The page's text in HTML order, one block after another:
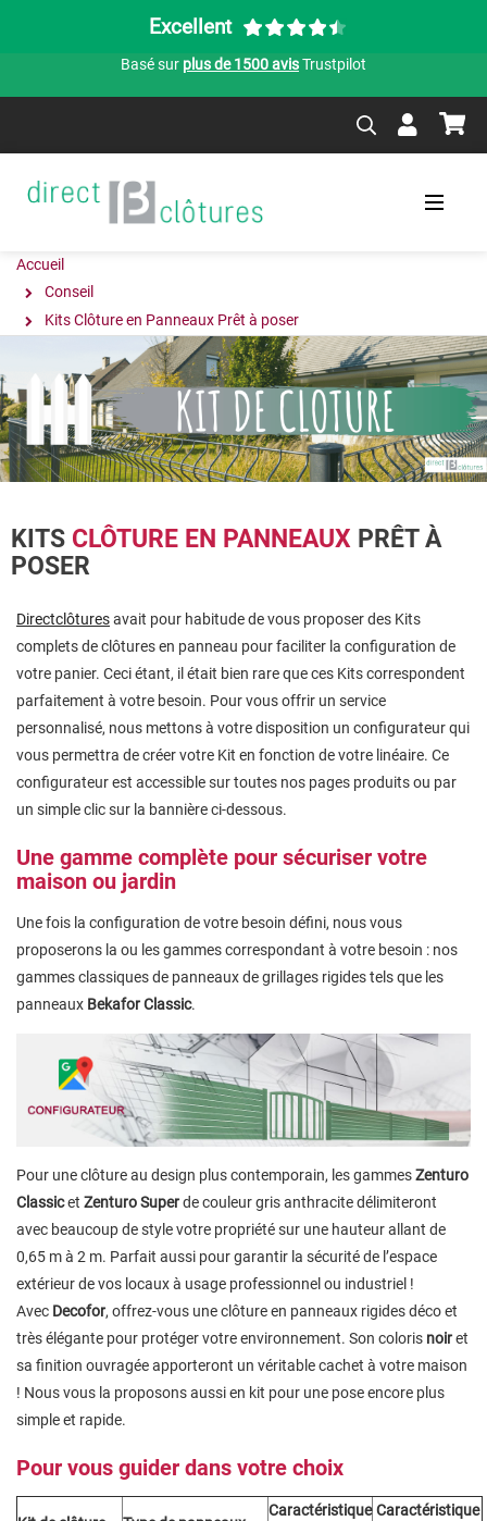
Excellent
Basé sur plus de 1500 avisTrustpilot
Accueil
Conseil
Kits Clôture en Panneaux Prêt à poser
KITS CLÔTURE EN PANNEAUX PRÊT À
POSER
Directclôturesavait pour habitude de vous proposer des Kits
complets de clôtures en panneau pour faciliter la configuration de
votre panier. Ceci étant, il était bien rare que ces Kits correspondent
parfaitement à votre besoin. Pour vous offrir un service
personnalisé, nous mettons à votre disposition un configurateur qui
vous permettra de créer votre Kit en fonction de votre linéaire. Ce
configurateur est accessible sur toutes nos pages produits ou par
un simple clic sur la bannière ci-dessous.
Une gamme complète pour sécuriser votre
maison ou jardin
Une fois la configuration de votre besoin défini, nous vous
proposerons la ou les gammes correspondant à votre besoin : nos
gammes classiques de panneaux de grillages rigides tels que les
panneaux Bekafor Classic.
Pour une clôture au design plus contemporain, les gammesZenturo
Classicet Zenturo Superde couleur gris anthracite délimiteront
avec beaucoup de style votre propriété sur une hauteur allant de
0,65 m à 2 m. Parfait aussi pour garantir la sécurité de l’espace
extérieur de vos locaux à usage professionnel ou industriel !
Avec Decofor, offrez-vous une clôture en panneaux rigides déco et
très élégante pour protéger votre environnement. Son coloris noiret
sa finition ouvragée apporteront un véritable cachet à votre maison
! Nous vous la proposons aussi en kit pour une pose encore plus
simple et rapide.
Pour vous guider dans votre choix
Caractéristique Caractéristique